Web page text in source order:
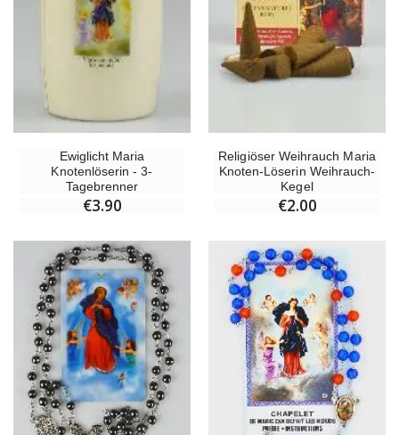
Ewiglicht Maria
Knotenlöserin - 3-
Tagebrenner
€3.90
Religiöser Weihrauch Maria
Knoten-Löserin Weihrauch-
Kegel
€2.00